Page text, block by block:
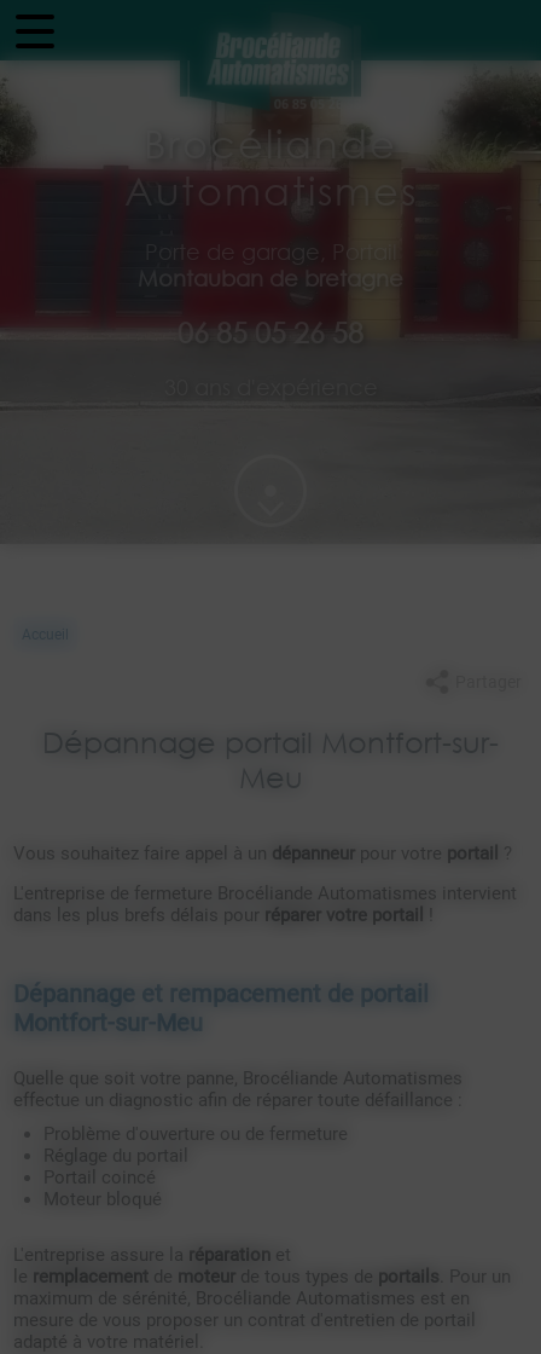
Brocéliande
Automatismes
06 85 05 26 58
Dépannage portail Montfort-sur-
Meu
Vous souhaitez faire appel à un dépanneur pour votre portail
L'entreprise de fermeture Brocéliande Automatismes intervient
dans les plus brefs délais pour
réparer votre portail
Dépannage et rempacement de portail
Montfort-sur-Meu
Quelle que soit votre panne, Brocéliande Automatismes
effectue un diagnostic afin de réparer toute défaillance :
Problème d'ouverture ou de fermeture
Réglage du portail
Portail coincé
Moteur bloqué
L'entreprise assure la réparation et
remplacement de moteur de tous types de portails . Pour un
maximum de sérénité, Brocéliande Automatismes est en
mesure de vous proposer un contrat d'entretien de portail
adapté à votre matériel.